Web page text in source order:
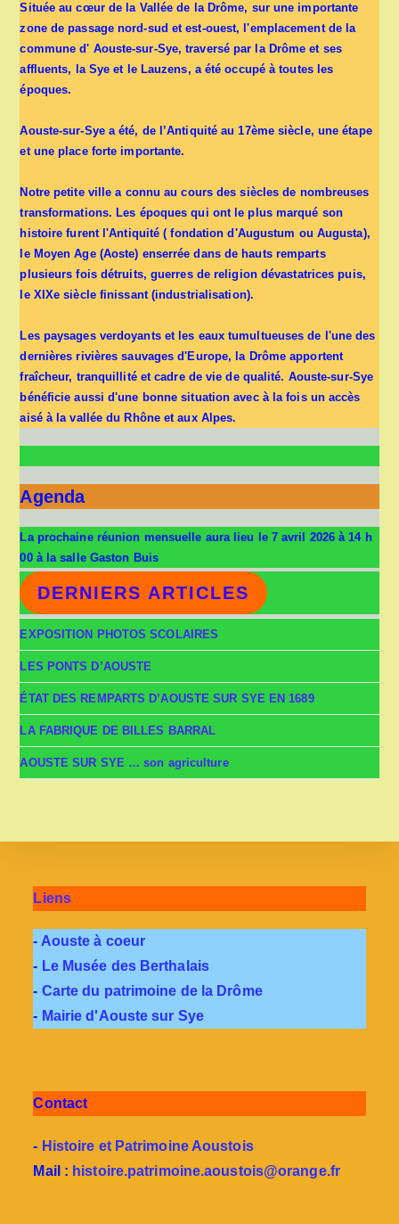
Située au cœur de la Vallée de la Drôme, sur une importante
zone de passage nord-sud et est-ouest, l'emplacement de la
commune d' Aouste-sur-Sye, traversé par la Drôme et ses
affluents, la Sye et le Lauzens, a été occupé à toutes les
époques.
Aouste-sur-Sye a été, de l’Antiquité au 17ème siècle, une étape
et une place forte importante.
Notre petite ville a connu au cours des siècles de nombreuses
transformations. Les époques qui ont le plus marqué son
histoire furent l'Antiquité ( fondation d'Augustum ou Augusta),
le Moyen Age (Aoste) enserrée dans de hauts remparts
plusieurs fois détruits, guerres de religion dévastatrices puis,
le XIXe siècle finissant (industrialisation).
Les paysages verdoyants et les eaux tumultueuses de l'une des
dernières rivières sauvages d'Europe, la Drôme apportent
fraîcheur, tranquillité et cadre de vie de qualité. Aouste-sur-Sye
bénéficie aussi d'une bonne situation avec à la fois un accès
aisé à la vallée du Rhône et aux Alpes.
Agenda
La prochaine réunion mensuelle aura lieu le 7 avril 2026 à 14 h
00 à la salle Gaston Buis
DERNIERS ARTICLES
EXPOSITION PHOTOS SCOLAIRES
LES PONTS D’AOUSTE
ÉTAT DES REMPARTS D’AOUSTE SUR SYE EN 1689
LA FABRIQUE DE BILLES BARRAL
AOUSTE SUR SYE … son agriculture
Liens
- Aouste à coeur
- Le Musée des Berthalais
- Carte du patrimoine de la Drôme
- Mairie d'Aouste sur Sye
Contact
- Histoire et Patrimoine Aoustois
Mail : histoire.patrimoine.aoustois@orange.fr